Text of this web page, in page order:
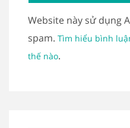
Website này sử dụng
spam. Tìm hiểu bình
thế nào.